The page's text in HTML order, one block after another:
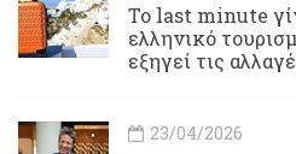
Το last minute
ελληνικό
εξηγεί τις
23/04/2026